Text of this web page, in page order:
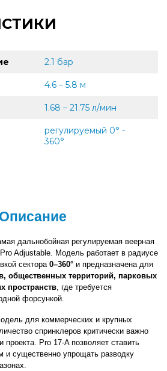
2.1 бар
4.6 – 5.8 м
1.68 – 21.75 л/мин
регулируемый 0° -
360°
Описание
дальнобойная регулируемая веерная
сектора 0–360°
общественных территорий, парковых
пространств , где требуется
форсункой.
для коммерческих и крупных
спринклеров критически важно
Pro 17-A позволяет ставить
и существенно упрощать разводку